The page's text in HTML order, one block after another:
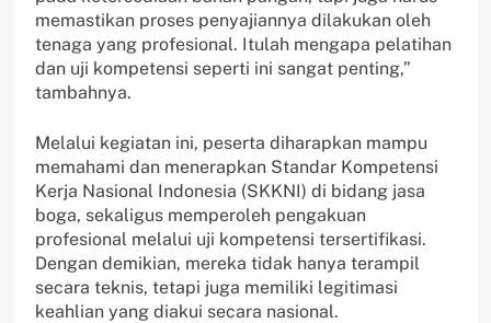
memastikan proses penyajiannya dilakukan oleh
tenaga yang profesional. Itulah mengapa pelatihan
dan uji kompetensi seperti ini sangat penting,”
tambahnya.
‎‎Melalui kegiatan ini, peserta diharapkan mampu
memahami dan menerapkan Standar Kompetensi
Kerja Nasional Indonesia (SKKNI) di bidang jasa
boga, sekaligus memperoleh pengakuan
profesional melalui uji kompetensi tersertifikasi.
Dengan demikian, mereka tidak hanya terampil
secara teknis, tetapi juga memiliki legitimasi
keahlian yang diakui secara nasional.